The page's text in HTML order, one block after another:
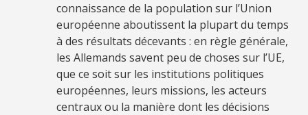
connaissance de la population sur l’Union
européenne aboutissent la plupart du temps
à des résultats décevants : en règle générale,
les Allemands savent peu de choses sur l’UE,
que ce soit sur les institutions politiques
européennes, leurs missions, les acteurs
centraux ou la manière dont les décisions